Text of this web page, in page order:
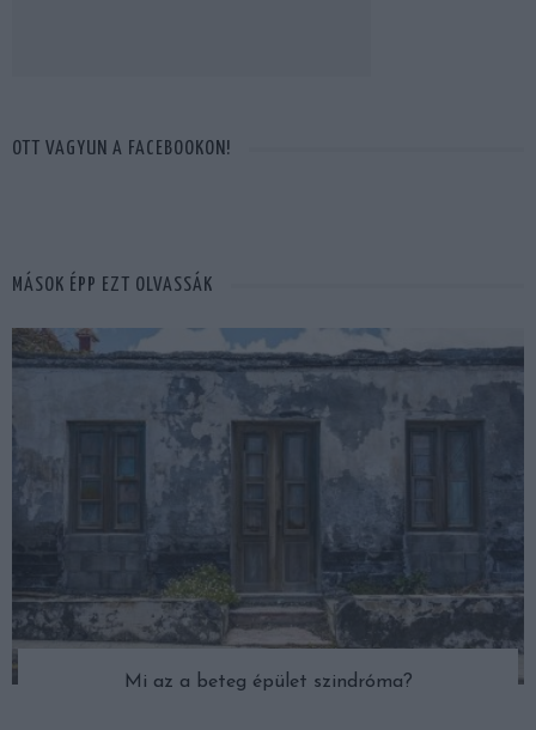
OTT VAGYUN A FACEBOOKON!
MÁSOK ÉPP EZT OLVASSÁK
Mi az a beteg épület szindróma?